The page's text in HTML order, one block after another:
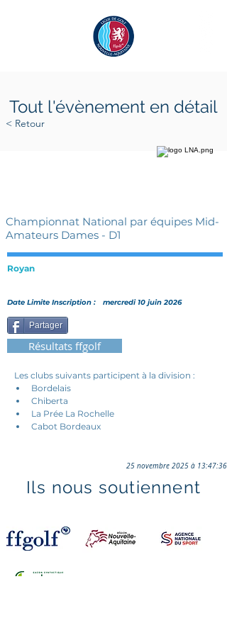
Tout l'évènement en détail
< Retour
Championnat National par équipes Mid-
Amateurs Dames - D1
Royan
Date Limite Inscription : mercredi 10 juin 2026
Partager
Résultats ffgolf
Les clubs suivants participent à la division :
Bordelais
Chiberta
La Prée La Rochelle
Cabot Bordeaux
25 novembre 2025 à 13:47:36
Ils nous soutiennent